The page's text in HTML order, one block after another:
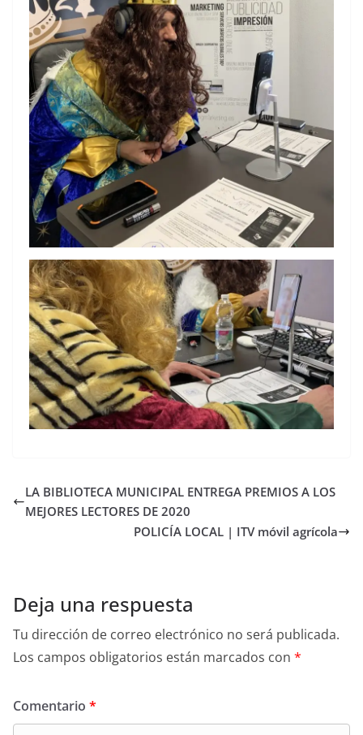
LA BIBLIOTECA MUNICIPAL ENTREGA PREMIOS A LOS
MEJORES LECTORES DE 2020
POLICÍA LOCAL | ITV móvil agrícola
Deja una respuesta
Tu dirección de correo electrónico no será publicada.
Los campos obligatorios están marcados con *
Comentario *